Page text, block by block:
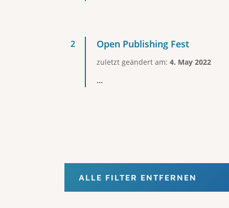
Open Publishing Fest
zuletzt geändert am: 4. May 2022
...
ALLE FILTER ENTFERNEN